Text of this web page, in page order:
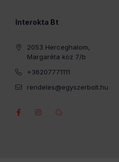
Interokta Bt
2053 Herceghalom,
Margaréta köz 7/b
+36207771111
rendeles@egyszerbolt.hu